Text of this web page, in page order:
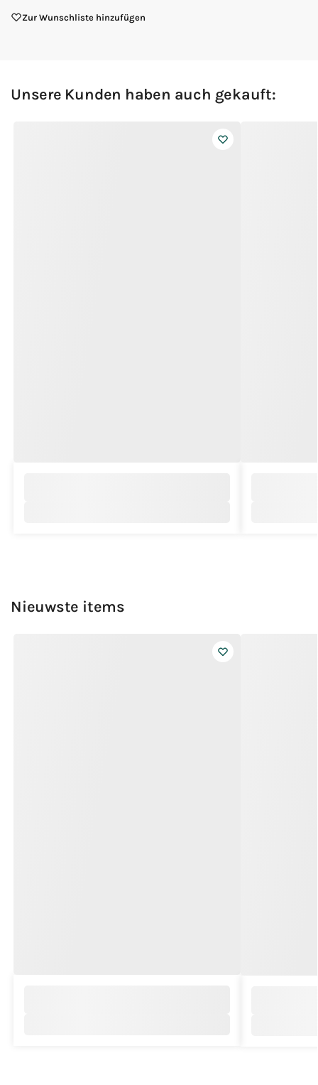
Zur Wunschliste hinzufügen
Unsere Kunden haben auch gekauft:
Nieuwste items